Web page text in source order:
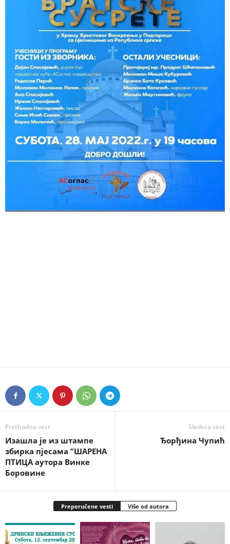
Prethodna vest
Изашла је из штампе
збирка пјесама ”ШАРЕНА
ПТИЦА аутора Винке
Боровине
Sledeća vest
Ђорђина Чупић
Preporučene vesti Više od autora